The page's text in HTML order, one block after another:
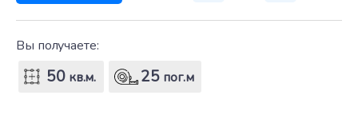
Вы получаете:
50кв.м. 25 пог.м